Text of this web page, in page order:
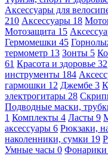
Аксессуары для
210 Аксессуары 18
Мотозащита 15
Гермомешки 45
термометр 13 Зонты 5
61 Красота и здоровье 32
инструменты 184
гармошки 12 Джембе 3
электрогитары 28
Подводные маски,
1 Комплекты 4 Ласты 9
аксессуары 6 Рюкзаки,
наколенники, сумки 19
Умные часы 0 Фонарики